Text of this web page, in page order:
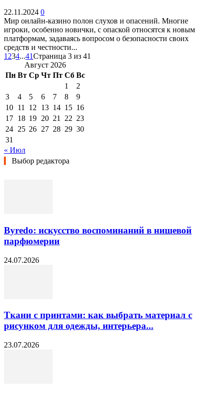
22.11.2024 0
Мир онлайн-казино полон слухов и опасений. Многие
игроки, особенно новички, с опаской относятся к новым
платформам, задаваясь вопросом о безопасности своих
средств и честности...
1 234...41Страница 3 из 41
Август 2026
Пн Вт Ср Чт Пт Сб Вс
1
2
3
4 5 6 7 8
9
10 11 12 13 14 15 16
17 18 19 20 21 22 23
24 25 26 27 28 29 30
31
« Июл
Выбор редактора
Byredo: искусство воспоминаний в нишевой
парфюмерии
24.07.2026
Ткани с принтами: как выбрать материал с
рисунком для одежды, интерьера...
23.07.2026